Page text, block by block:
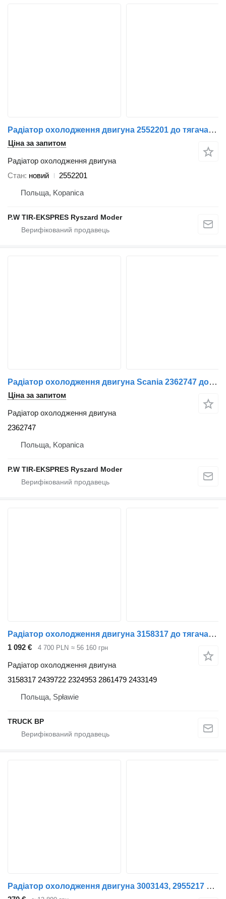
Радіатор охолодження двигуна 2552201 до тягача Scania R
Ціна за запитом
Радіатор охолодження двигуна
Стан новий
2552201
Польща, Kopanica
P.W TIR-EKSPRES Ryszard Moder
Радіатор охолодження двигуна Scania 2362747 до тягача
Ціна за запитом
Радіатор охолодження двигуна
2362747
Польща, Kopanica
P.W TIR-EKSPRES Ryszard Moder
Радіатор охолодження двигуна 3158317 до тягача Scania R
1 092 € 4 700 PLN ≈ 56 160 грн
Радіатор охолодження двигуна
3158317 2439722 2324953 2861479 2433149
Польща, Spławie
TRUCK BP
Радіатор охолодження двигуна 3003143, 2955217 до тягача Scania NGS NEXT GEN